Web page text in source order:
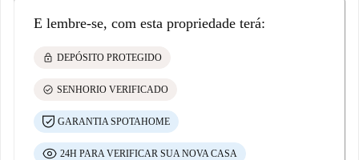
E lembre-se, com esta propriedade terá:
lock DEPÓSITO PROTEGIDO
check_circle SENHORIO VERIFICADO
GARANTIA SPOTAHOME
24H PARA VERIFICAR SUA NOVA CASA